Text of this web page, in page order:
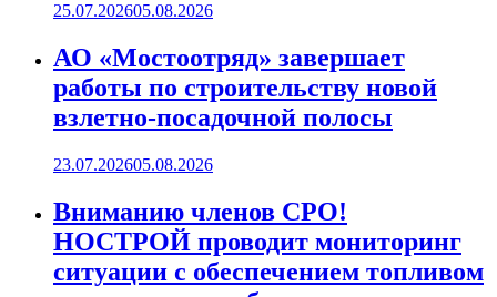
25.07.202605.08.2026
АО «Мостоотряд» завершает
работы по строительству новой
взлетно-посадочной полосы
23.07.202605.08.2026
Вниманию членов СРО!
НОСТРОЙ проводит мониторинг
ситуации с обеспечением топливом